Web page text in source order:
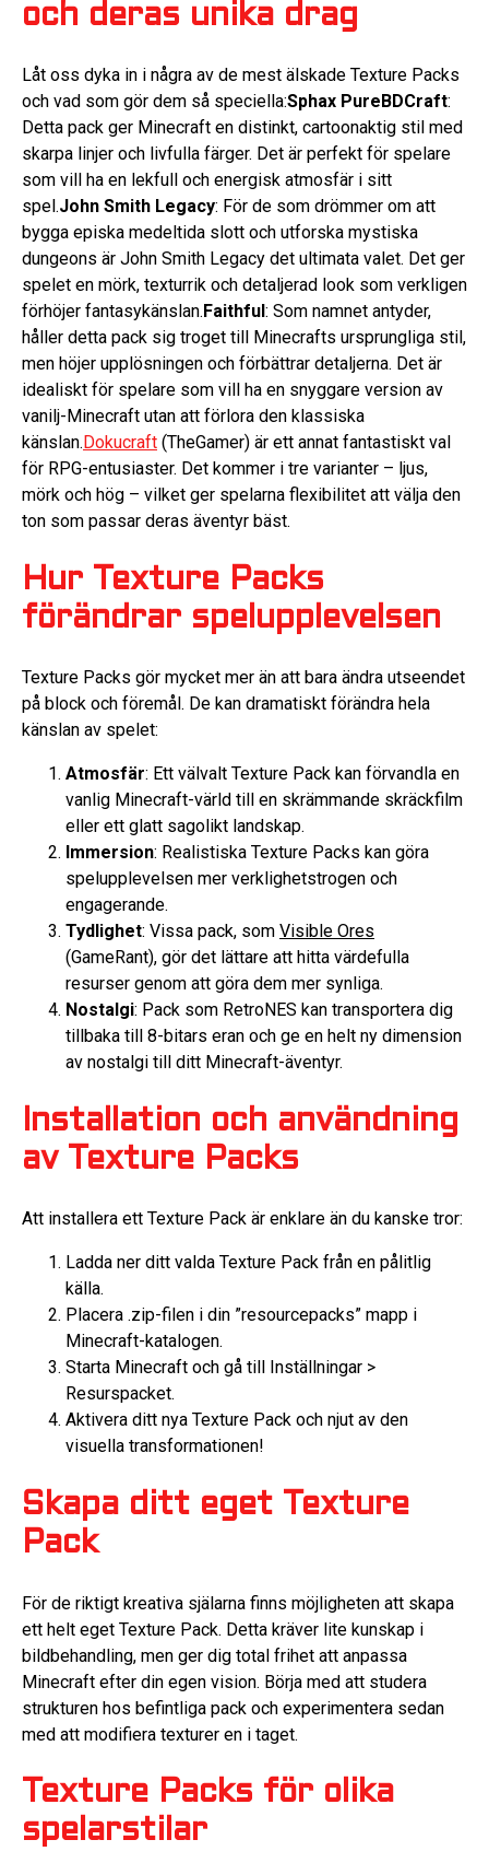
och deras unika drag
Låt oss dyka in i några av de mest älskade Texture Packs
och vad som gör dem så speciella:Sphax PureBDCraft:
Detta pack ger Minecraft en distinkt, cartoonaktig stil med
skarpa linjer och livfulla färger. Det är perfekt för spelare
som vill ha en lekfull och energisk atmosfär i sitt
spel.John Smith Legacy: För de som drömmer om att
bygga episka medeltida slott och utforska mystiska
dungeons är John Smith Legacy det ultimata valet. Det ger
spelet en mörk, texturrik och detaljerad look som verkligen
förhöjer fantasykänslan. Faithful : Som namnet antyder,
håller detta pack sig troget till Minecrafts ursprungliga stil,
men höjer upplösningen och förbättrar detaljerna. Det är
idealiskt för spelare som vill ha en snyggare version av
vanilj-Minecraft utan att förlora den klassiska
känslan. Dokucraft (TheGamer) är ett annat fantastiskt val
för RPG-entusiaster. Det kommer i tre varianter – ljus,
mörk och hög – vilket ger spelarna flexibilitet att välja den
ton som passar deras äventyr bäst.
Hur Texture Packs
förändrar spelupplevelsen
Texture Packs gör mycket mer än att bara ändra utseendet
på block och föremål. De kan dramatiskt förändra hela
känslan av spelet:
Atmosfär: Ett välvalt Texture Pack kan förvandla en
vanlig Minecraft-värld till en skrämmande skräckfilm
eller ett glatt sagolikt landskap.
Immersion: Realistiska Texture Packs kan göra
spelupplevelsen mer verklighetstrogen och
engagerande.
Tydlighet: Vissa pack, som Visible Ores
(GameRant), gör det lättare att hitta värdefulla
resurser genom att göra dem mer synliga.
Nostalgi: Pack som RetroNES kan transportera dig
tillbaka till 8-bitars eran och ge en helt ny dimension
av nostalgi till ditt Minecraft-äventyr.
Installation och användning
av Texture Packs
Att installera ett Texture Pack är enklare än du kanske tror:
Ladda ner ditt valda Texture Pack från en pålitlig
källa.
Placera .zip-filen i din ”resourcepacks” mapp i
Minecraft-katalogen.
Starta Minecraft och gå till Inställningar >
Resurspacket.
Aktivera ditt nya Texture Pack och njut av den
visuella transformationen!
Skapa ditt eget Texture
Pack
För de riktigt kreativa själarna finns möjligheten att skapa
ett helt eget Texture Pack. Detta kräver lite kunskap i
bildbehandling, men ger dig total frihet att anpassa
Minecraft efter din egen vision. Börja med att studera
strukturen hos befintliga pack och experimentera sedan
med att modifiera texturer en i taget.
Texture Packs för olika
spelarstilar